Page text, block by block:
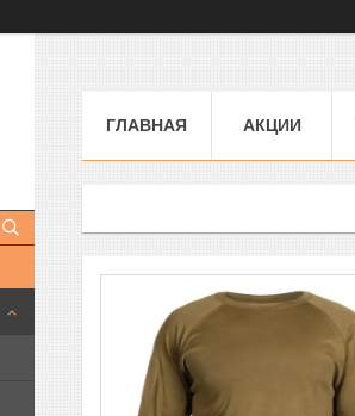
ГЛАВНАЯ АКЦИИ